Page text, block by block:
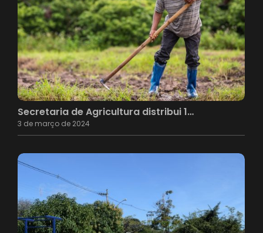
Secretaria de Agricultura distribui 1…
3 de março de 2024